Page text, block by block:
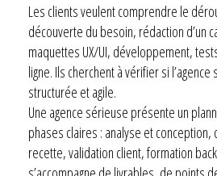
Les clients veulent comprendre le
découverte du besoin, rédaction d’un
maquettes UX/UI, développement,
ligne. Ils cherchent à vérifier si
structurée et agile.
Une agence sérieuse présente un
phases claires : analyse et
recette, validation client, formation